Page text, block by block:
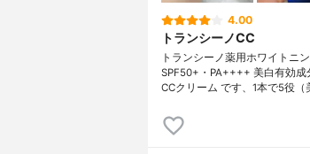
4.00
トランシーノCC
トランシーノ薬用ホワイトニ
SPF50+・PA++++ 美白有効
CCクリーム です、1本で5役